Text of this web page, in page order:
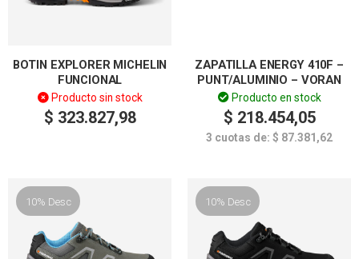
BOTIN EXPLORER MICHELIN
FUNCIONAL
Producto sin stock
$ 323.827,98
ZAPATILLA ENERGY 410F –
PUNT/ALUMINIO – VORAN
Producto en stock
$ 218.454,05
3 cuotas de: $ 87.381,62
10% Desc 10% Desc